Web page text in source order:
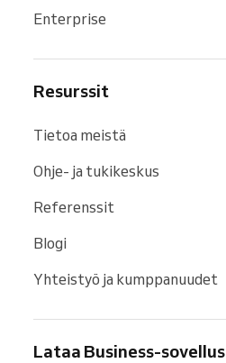
Enterprise
Resurssit
Tietoa meistä
Ohje- ja tukikeskus
Referenssit
Blogi
Yhteistyö ja kumppanuudet
Lataa Business-sovellus